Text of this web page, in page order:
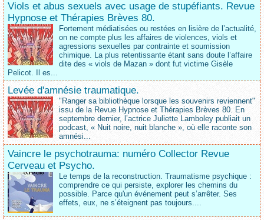
Viols et abus sexuels avec usage de stupéfiants. Revue
Hypnose et Thérapies Brèves 80.
Fortement médiatisées ou restées en lisière de l’actualité,
on ne compte plus les affaires de violences, viols et
agressions sexuelles par contrainte et soumission
chimique. La plus retentissante étant sans doute l’affaire
dite des « viols de Mazan » dont fut victime Gisèle
Pelicot. Il es...
Levée d'amnésie traumatique.
"Ranger sa bibliothèque lorsque les souvenirs reviennent"
issu de la Revue Hypnose et Thérapies Brèves 80. En
septembre dernier, l’actrice Juliette Lamboley publiait un
podcast, « Nuit noire, nuit blanche », où elle raconte son
amnési...
Vaincre le psychotrauma: numéro Collector Revue
Cerveau et Psycho.
Le temps de la reconstruction. Traumatisme psychique :
comprendre ce qui persiste, explorer les chemins du
possible. Parce qu'un événement peut s’arrêter. Ses
effets, eux, ne s’éteignent pas toujours....